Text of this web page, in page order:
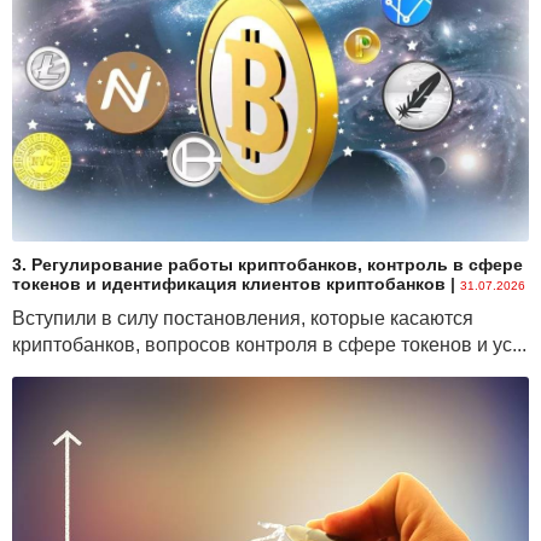
какой угрозы ваше устройство пытается защитить
вас.
Отключите автоматическое подключение к сети
Если на устройстве включена эта функция, оно будет
автоматически подключаться к любой сети, которой
вы когда-то пользовались. Это небезопасно,
особенно если прежде вы уже подвергались атаке
«злого двойника». Не стоит пользоваться этой
будет каждый раз просить у вас разрешение на
проверить надежность подключения и при
необходимости отклонить запрос.
По возможности старайтесь не выполнять
финансовых и личных транзакций при
использовании публичной точки доступа.
3. Регулирование работы криптобанков, контроль в сфере
токенов и идентификация клиентов криптобанков | 31.07.2026
Вступили в силу постановления, которые касаются
криптобанков, вопросов контроля в сфере токенов и ус...